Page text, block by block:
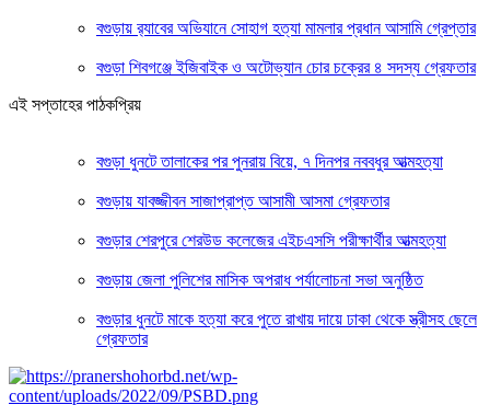
‎বগুড়ায় র‍্যাবের অভিযানে সোহাগ হত্যা মামলার প্রধান আসামি গ্রেপ্তার
বগুড়া শিবগঞ্জে ইজিবাইক ও অটোভ্যান চোর চক্রের ৪ সদস্য গ্রেফতার
এই সপ্তাহের পাঠকপ্রিয়
বগুড়া ধুনটে তালাকের পর পুনরায় বিয়ে, ৭ দিনপর নববধুর আত্মহত্যা
বগুড়ায় যাবজ্জীবন সাজাপ্রাপ্ত আসামী আসমা গ্রেফতার
বগুড়ার শেরপুরে শেরউড কলেজের এইচএসসি পরীক্ষার্থীর আত্মহত্যা
বগুড়ায় জেলা পুলিশের মাসিক অপরাধ পর্যালোচনা সভা অনুষ্ঠিত
বগুড়ার ধুনটে মাকে হত্যা করে পুতে রাখায় দায়ে ঢাকা থেকে স্ত্রীসহ ছেলে
গ্রেফতার